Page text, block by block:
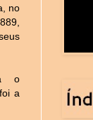
no
o
a